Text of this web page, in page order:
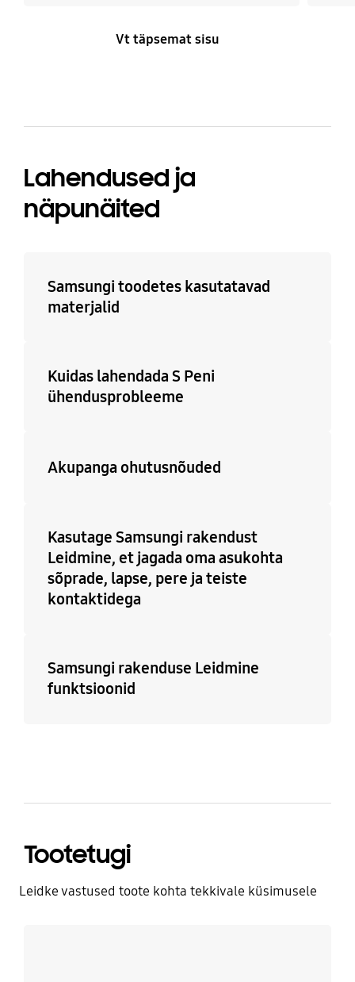
Vt täpsemat sisu
Lahendused ja
näpunäited
Samsungi toodetes kasutatavad
materjalid
Kuidas lahendada S Peni
ühendusprobleeme
Akupanga ohutusnõuded
Kasutage Samsungi rakendust
Leidmine, et jagada oma asukohta
sõprade, lapse, pere ja teiste
kontaktidega
Samsungi rakenduse Leidmine
funktsioonid
Tootetugi
Leidke vastused toote kohta tekkivale küsimusele